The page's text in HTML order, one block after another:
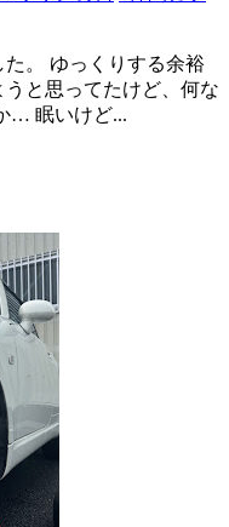
。 ゆっくりする余裕
と思ってたけど、何な
… 眠いけど...